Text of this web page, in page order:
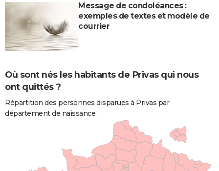
Message de condoléances :
exemples de textes et modèle de
courrier
Où sont nés les habitants de Privas qui nous
ont quittés ?
Répartition des personnes disparues à Privas par
département de naissance.